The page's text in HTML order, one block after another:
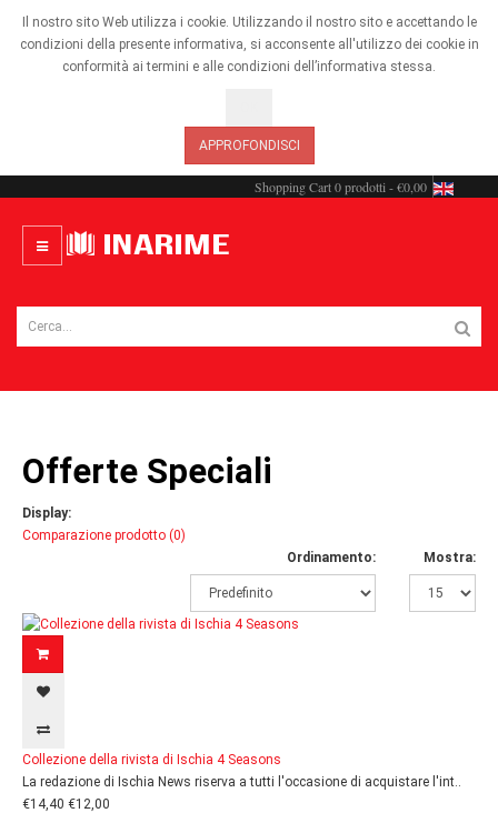
Il nostro sito Web utilizza i cookie. Utilizzando il nostro sito e accettando le
condizioni della presente informativa, si acconsente all'utilizzo dei cookie in
conformità ai termini e alle condizioni dell’informativa stessa.
APPROFONDISCI
Shopping Cart0 prodotti - €0,00
Offerte Speciali
Display:
Comparazione prodotto (0)
Mostra:
Ordinamento:
Collezione della rivista di Ischia 4 Seasons
La redazione di Ischia News riserva a tutti l'occasione di acquistare l'int..
€14,40 €12,00